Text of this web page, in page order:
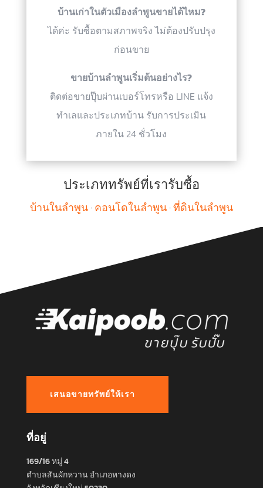
บ้านเก่าในตัวเมืองลำพูนขายได้ไหม?
ได้ค่ะ รับซื้อตามสภาพจริง ไม่ต้องปรับปรุง
ก่อนขาย
ขายบ้านลำพูนเริ่มต้นอย่างไร?
ติดต่อขายปุ๊บผ่านเบอร์โทรหรือ LINE แจ้ง
ทำเลและประเภทบ้าน รับการประเมิน
ภายใน 24 ชั่วโมง
ประเภททรัพย์ที่เรารับซื้อ
บ้านในลำพูน·คอนโดในลำพูน·ที่ดินในลำพูน
เสนอขายทรัพย์ให้เรา
ที่อยู่
169/16 หมู่ 4
ตำบลสันผักหวาน อำเภอหางดง